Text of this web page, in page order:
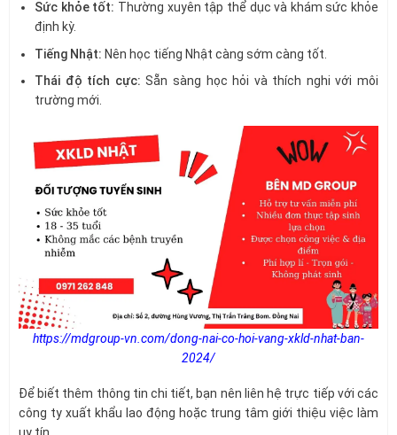
Sức khỏe tốt: Thường xuyên tập thể dục và khám sức khỏe
định kỳ.
Tiếng Nhật: Nên học tiếng Nhật càng sớm càng tốt.
Thái độ tích cực: Sẵn sàng học hỏi và thích nghi với môi
trường mới.
https://mdgroup-vn.com/dong-nai-co-hoi-vang-xkld-nhat-ban-
2024/
Để biết thêm thông tin chi tiết, bạn nên liên hệ trực tiếp với các
công ty xuất khẩu lao động hoặc trung tâm giới thiệu việc làm